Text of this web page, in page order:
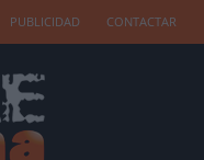
PUBLICIDAD CONTACTAR